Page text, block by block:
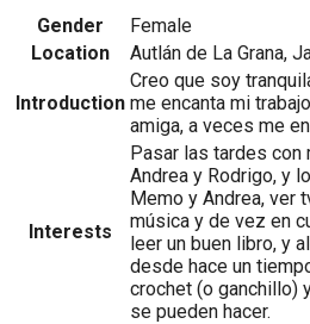
Gender
Female
Location
Autlán de La Grana,
Introduction
Creo que soy
me encanta mi
amiga, a veces me
Interests
Pasar las tardes con
Andrea y Rodrigo, y
Memo y Andrea, ver
música y de vez en
leer un buen libro, y
desde hace un
crochet (o ganchillo)
se pueden hacer.